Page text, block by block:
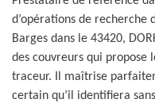
d’opérations de recherche
Barges dans le 43420,
des couvreurs qui propose
traceur. Il maîtrise
certain qu’il identifiera